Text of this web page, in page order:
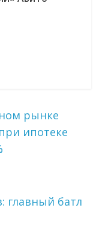
рынке
ипотеке
главный батл